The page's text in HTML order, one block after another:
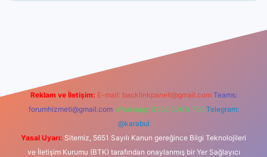
Reklam ve İletişim: E-mail: backlinkpaneli@gmail.com Teams:
forumhizmeti@gmail.com Whatsapp: 0262 606 0 726 Telegram:
@karabul
Yasal Uyarı: Sitemiz, 5651 Sayılı Kanun gereğince Bilgi Teknolojileri
ve İletişim Kurumu (BTK) tarafından onaylanmış bir Yer Sağlayıcı